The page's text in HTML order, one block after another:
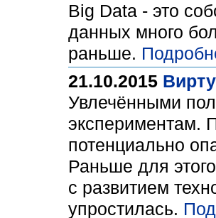
Big Data - это
данных много
раньше.
21.10.2015
Увлечёнными
экспериментам.
потенциально
Раньше для
с развитием
упростилась.